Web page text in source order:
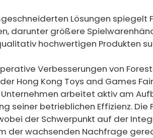
Lösungen
darunter größere
hochwertigen Produkten
Verbesserungen von
Hong Kong Toys and Games
arbeitet aktiv am
seiner betrieblichen Effizienz.
der Schwerpunkt auf der
der wachsenden Nachfrage